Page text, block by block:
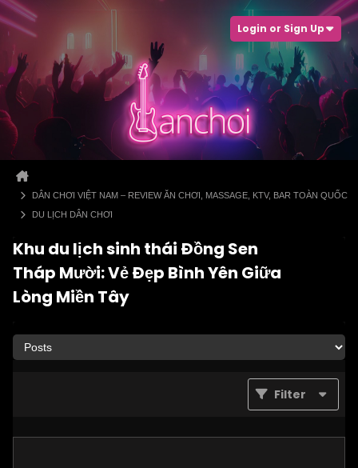
Login or Sign Up
DÂN CHƠI VIỆT NAM – REVIEW ĂN CHƠI, MASSAGE, KTV, BAR TOÀN QUỐC
DU LỊCH DÂN CHƠI
Khu du lịch sinh thái Đồng Sen
Tháp Mười: Vẻ Đẹp Bình Yên Giữa
Lòng Miền Tây
Filter